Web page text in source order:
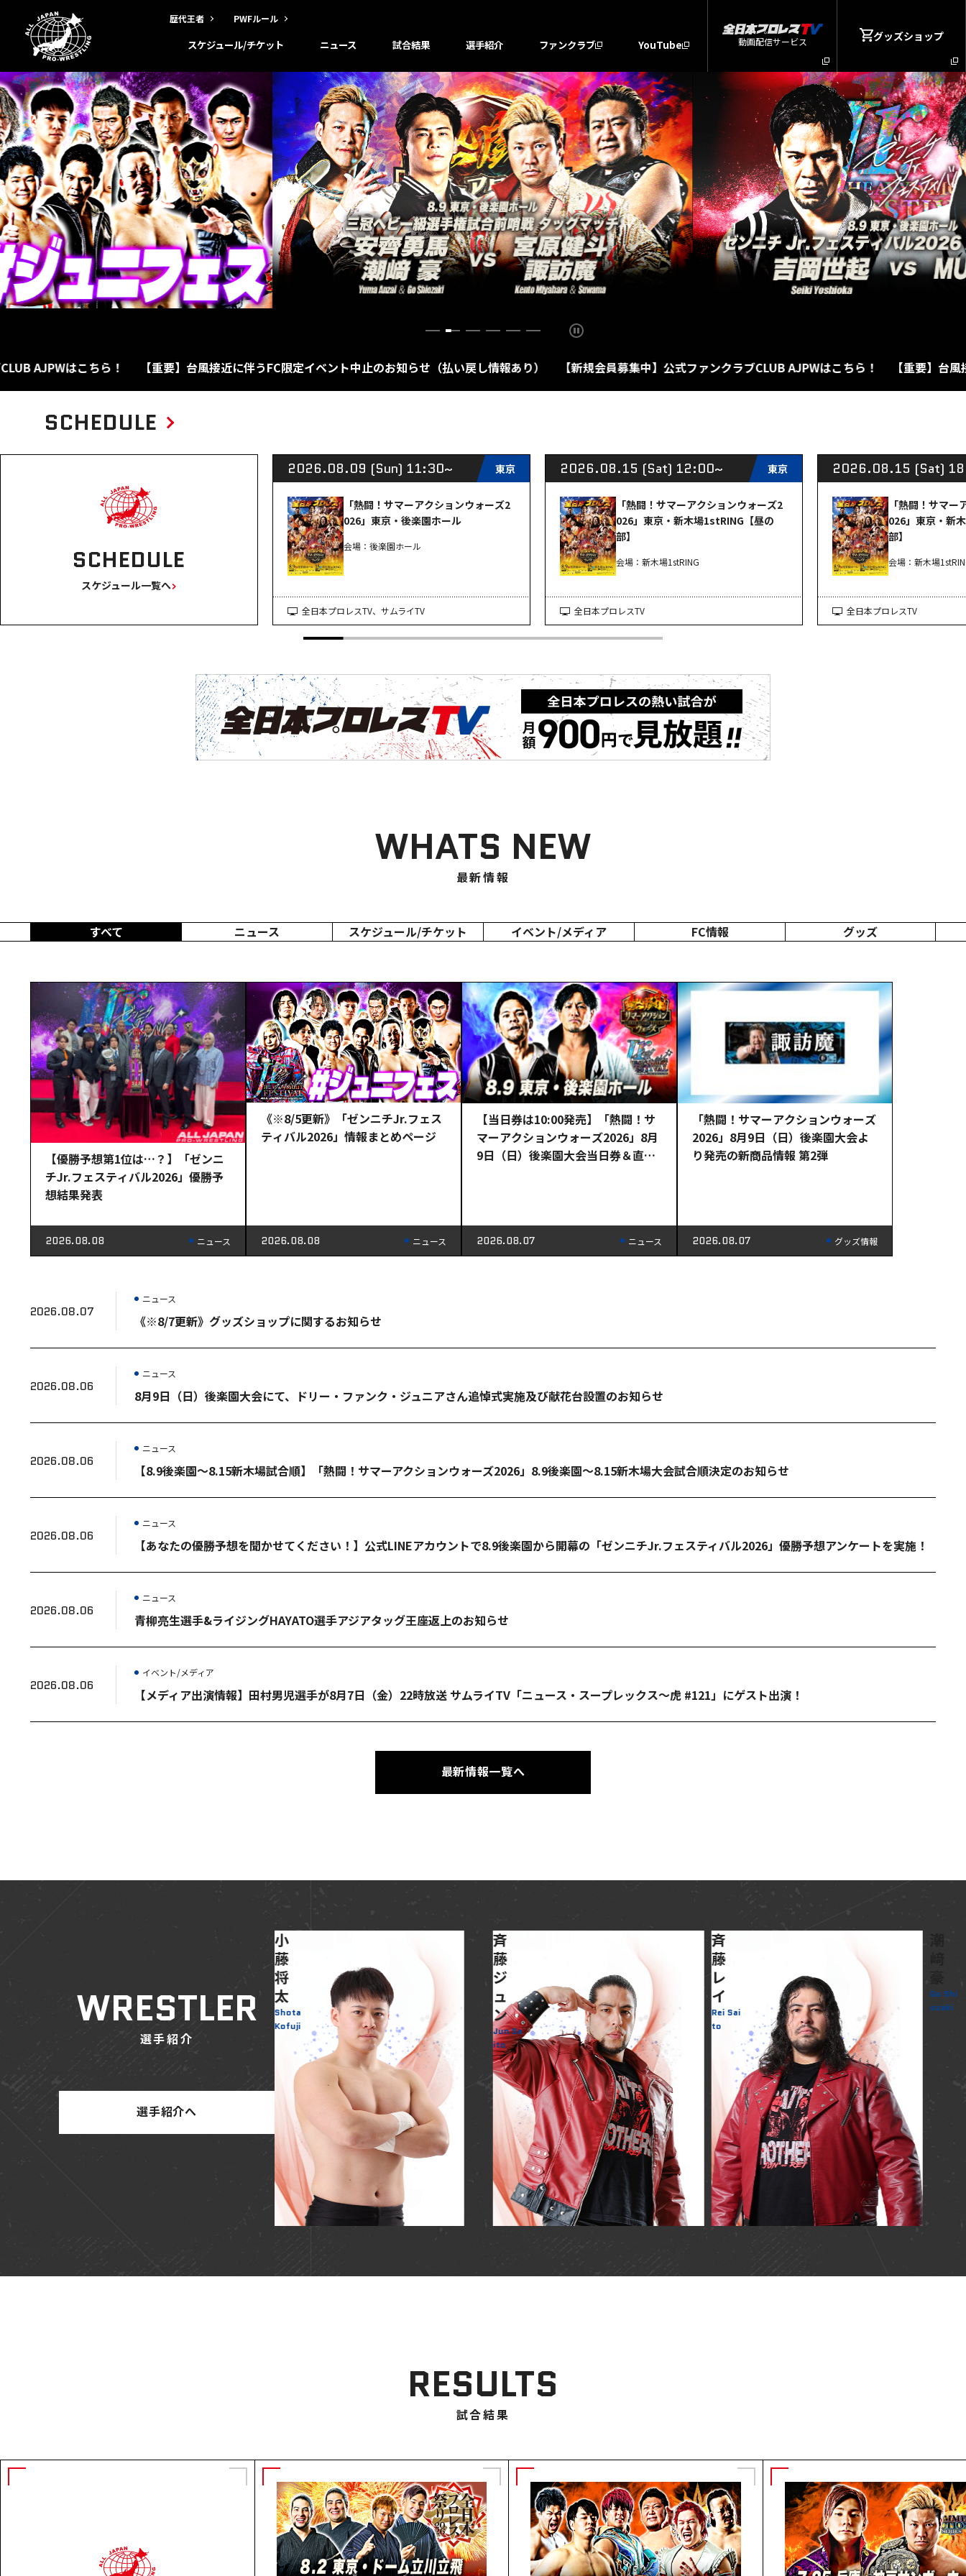
歴代王者 PWFルール
スケジュール/チケット ニュース 試合結果 選手紹介 ファンクラブ YouTube 動画配信サービス グッズショップ
はこちら！ 【重要】台風接近に伴うFC限定イベント中止のお知らせ（払い戻し情報あり） 【新規会員募集中】公式ファンクラブCLUB AJPWはこちら！ 【重要】台風接近に
SCHEDULE
SCHEDULE
スケジュール一覧へ
2026.08.09 (Sun) 11:30~ 東京
「熱闘！サマーアクションウォーズ2
026」東京・後楽園ホール
会場：後楽園ホール
全日本プロレスTV、サムライTV
2026.08.15 (Sat) 12:00~ 東京
「熱闘！サマーアクションウォーズ2
026」東京・新木場1stRING【昼の
部】
会場：新木場1stRING
全日本プロレスTV
2026.08.15 (Sat)
「熱闘！サマー
026」東京・新
部】
会場：新木場
全日本プロレスTV
WHATS NEW
最新情報
すべて ニュース スケジュール/チケット イベント/メディア FC情報 グッズ
【優勝予想第1位は…？】「ゼンニ
チJr.フェスティバル2026」優勝予
想結果発表
2026.08.08 ニュース
《※8/5更新》「ゼンニチJr.フェス
ティバル2026」情報まとめページ
2026.08.08 ニュース
【当日券は10:00発売】「熱闘！サ
マーアクションウォーズ2026」8月
9日（日）後楽園大会当日券＆直前
2026.08.07 ニュース
「熱闘！サマーアクションウォーズ
2026」8月9日（日）後楽園大会よ
り発売の新商品情報 第2弾
2026.08.07 グッズ情報
2026.08.07
ニュース
《※8/7更新》グッズショップに関するお知らせ
2026.08.06
ニュース
8月9日（日）後楽園大会にて、ドリー・ファンク・ジュニアさん追悼式実施及び献花台設置のお知らせ
2026.08.06
ニュース
【8.9後楽園～8.15新木場試合順】「熱闘！サマーアクションウォーズ2026」8.9後楽園～8.15新木場大会試合順決定のお知らせ
2026.08.06
ニュース
【あなたの優勝予想を聞かせてください！】公式LINEアカウントで8.9後楽園から開幕の「ゼンニチJr.フェスティバル2026」優勝予想アンケートを実施！
2026.08.06
ニュース
青柳亮生選手&ライジングHAYATO選手アジアタッグ王座返上のお知らせ
2026.08.06
イベント/メディア
【メディア出演情報】田村男児選手が8月7日（金）22時放送 サムライTV「ニュース・スープレックス～虎 #121」にゲスト出演！
最新情報一覧へ
WRESTLER
選手紹介
選手紹介へ
Hokut
小
藤
将
太
Shota
Kofuji
斉
藤
ジ
ュ
ン
Jun Sa
ito
斉
藤
レ
イ
Rei Sai
to
豪
Go Shi
ozaki
RESULTS
試合結果